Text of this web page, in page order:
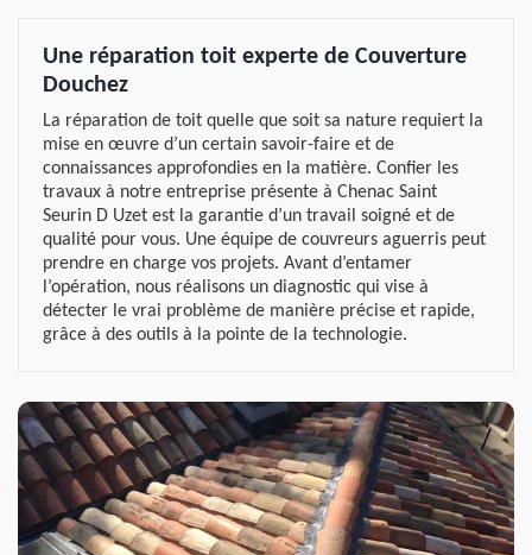
Une réparation toit experte de Couverture
Douchez
La réparation de toit quelle que soit sa nature requiert la
mise en œuvre d’un certain savoir-faire et de
connaissances approfondies en la matière. Confier les
travaux à notre entreprise présente à Chenac Saint
Seurin D Uzet est la garantie d’un travail soigné et de
qualité pour vous. Une équipe de couvreurs aguerris peut
prendre en charge vos projets. Avant d’entamer
l’opération, nous réalisons un diagnostic qui vise à
détecter le vrai problème de manière précise et rapide,
grâce à des outils à la pointe de la technologie.